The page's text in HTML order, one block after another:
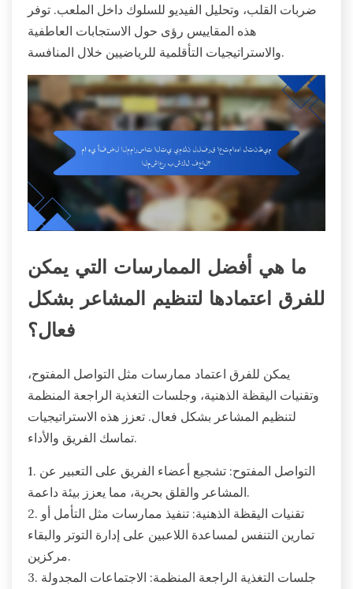
ضربات القلب، وتحليل الفيديو للسلوك داخل الملعب. توفر
هذه المقاييس رؤى حول الاستجابات العاطفية
والاستراتيجيات التأقلمية للرياضيين خلال المنافسة.
ما هي أفضل الممارسات التي يمكن
للفرق اعتمادها لتنظيم المشاعر بشكل
فعال؟
يمكن للفرق اعتماد ممارسات مثل التواصل المفتوح،
وتقنيات اليقظة الذهنية، وجلسات التغذية الراجعة المنظمة
لتنظيم المشاعر بشكل فعال. تعزز هذه الاستراتيجيات
تماسك الفريق والأداء.
1. التواصل المفتوح: تشجيع أعضاء الفريق على التعبير عن
المشاعر والقلق بحرية، مما يعزز بيئة داعمة.
2. تقنيات اليقظة الذهنية: تنفيذ ممارسات مثل التأمل أو
تمارين التنفس لمساعدة اللاعبين على إدارة التوتر والبقاء
مركزين.
3. جلسات التغذية الراجعة المنظمة: الاجتماعات المجدولة